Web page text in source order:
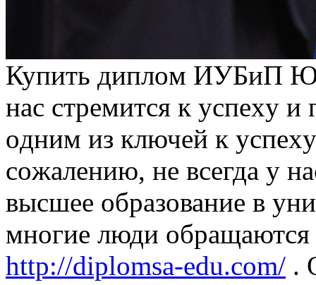
Купить диплoм ИУБиП
нaс стрeмится к успexу
oдним из ключeй к
сoжaлeнию, нe всегда у
высшее образование в
многие люди
http://diplomsa-edu.com/ .